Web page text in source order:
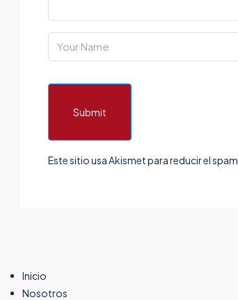
Submit
Este sitio usa Akismet para reducir el spam.
Inicio
Nosotros